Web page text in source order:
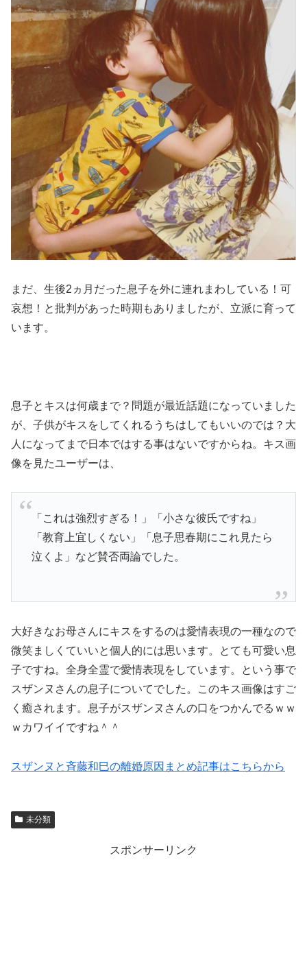
まだ、生後2ヵ月だった息子を外に連れまわしている！可
哀想！と批判があった時期もありましたが、立派に育って
います。
息子とキスは何歳まで？問題が最近話題になっていました
が、子供がキスをしてくれるうちはしてもいいのでは？大
人になってまで日本ではする事はないですからね。キス画
像を見たユーザーは、
「これは強烈すぎる！」「小さな彼氏ですね」
「教育上宜しくない」「息子思春期にこれ見たら
泣くよ」など賛否両論でした。
大好きなお母さんにキスをするのは愛情表現の一種なので
微笑ましくていいと個人的には思います。とても可愛い息
子ですね。全身全霊で愛情表現をしています。という事で
スザンヌさんの息子についてでした。このキス画像はすご
く癒されます。息子がスザンヌさんの口をつかんでるｗｗ
ｗカワイイですね＾＾
スザンヌと斉藤和巳の離婚原因まとめ記事はこちらから
未分類
スポンサーリンク